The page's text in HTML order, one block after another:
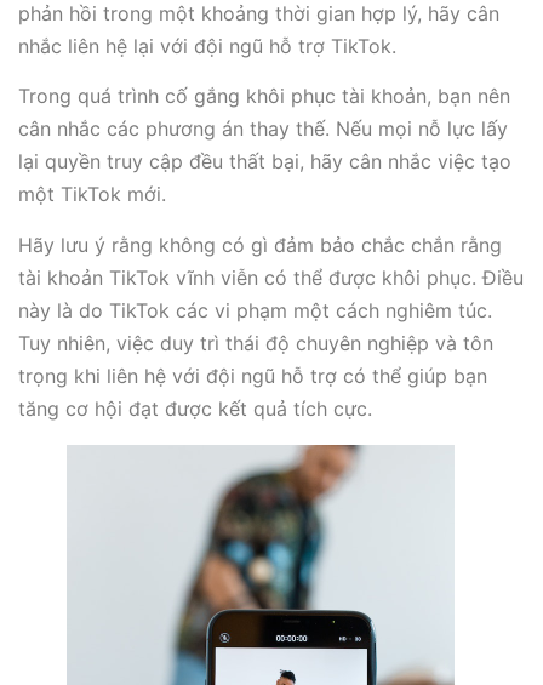
phản hồi trong một khoảng thời gian hợp lý, hãy cân
nhắc liên hệ lại với đội ngũ hỗ trợ TikTok.
Trong quá trình cố gắng khôi phục tài khoản, bạn nên
cân nhắc các phương án thay thế. Nếu mọi nỗ lực lấy
lại quyền truy cập đều thất bại, hãy cân nhắc việc tạo
một TikTok mới.
Hãy lưu ý rằng không có gì đảm bảo chắc chắn rằng
tài khoản TikTok vĩnh viễn có thể được khôi phục. Điều
này là do TikTok các vi phạm một cách nghiêm túc.
Tuy nhiên, việc duy trì thái độ chuyên nghiệp và tôn
trọng khi liên hệ với đội ngũ hỗ trợ có thể giúp bạn
tăng cơ hội đạt được kết quả tích cực.